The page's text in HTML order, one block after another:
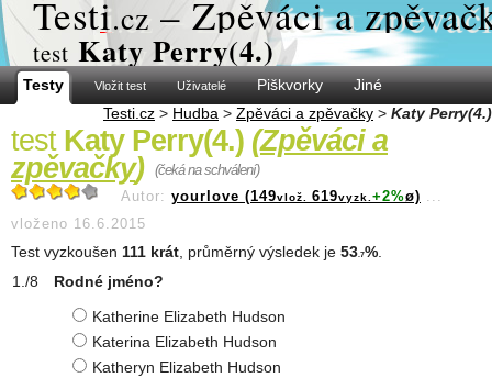
Testi.cz – Zpěváci a
test Katy Perry(4.)
Testy Vložit test Uživatelé Piškvorky
Jiné
Testi.cz > Hudba > Zpěváci a zpěvačky > Katy Perry(4.)
test Katy Perry(4.) (Zpěváci a
zpěvačky) (čeká na schválení)
Autor: yourlove (149vlož. 619vyzk.+2%ø) ...
vloženo 16.6.2015
Test vyzkoušen 111 krát, průměrný výsledek je 53.7%.
Rodné jméno?
Katherine Elizabeth Hudson
Katerina Elizabeth Hudson
Katheryn Elizabeth Hudson